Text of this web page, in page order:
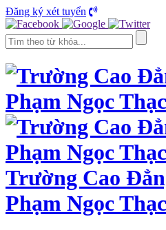
Đăng ký xét tuyển
Trường Cao
Phạm Ngọc